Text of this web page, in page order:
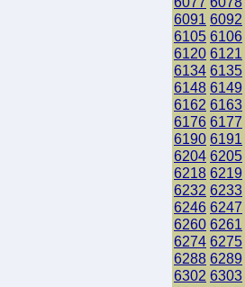
6091 6092
6105 6106
6120 6121
6134 6135
6148 6149
6162 6163
6176 6177
6190 6191
6204 6205
6218 6219
6232 6233
6246 6247
6260 6261
6274 6275
6288 6289
6302 6303